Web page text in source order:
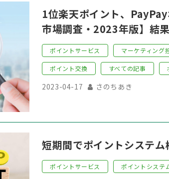
1位楽天ポイント、
市場調査・2023年版】結
ポイントサービス マーケティング
ポイント交換 すべての記事
2023-04-17 さのちあき
短期間でポイントシステ
ポイントサービス ポイントシステ